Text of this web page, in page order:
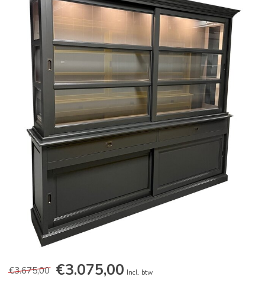
€3.675,00 €3.075,00 Incl. btw